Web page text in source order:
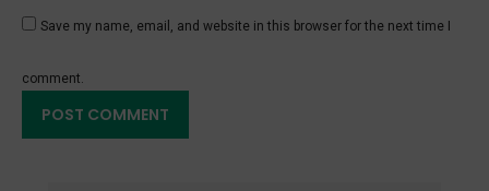
Save my name, email, and website in this browser for the next time I
comment.